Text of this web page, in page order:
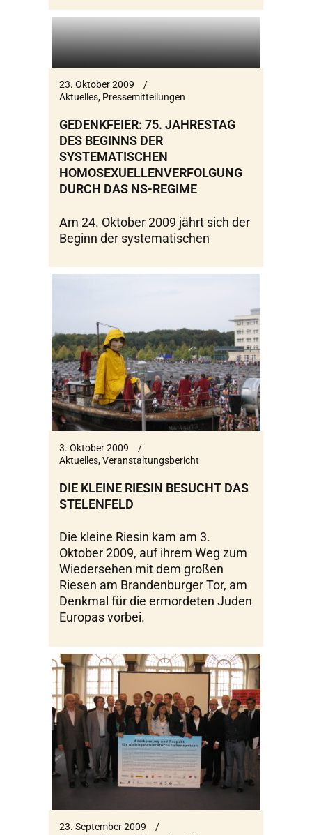
23. Oktober 2009
Aktuelles, Pressemitteilungen
GEDENKFEIER: 75. JAHRESTAG
DES BEGINNS DER
SYSTEMATISCHEN
HOMOSEXUELLENVERFOLGUNG
DURCH DAS NS-REGIME
Am 24. Oktober 2009 jährt sich der
Beginn der systematischen
3. Oktober 2009
Aktuelles,Veranstaltungsbericht
DIE KLEINE RIESIN BESUCHT DAS
STELENFELD
Die kleine Riesin kam am 3.
Oktober 2009, auf ihrem Weg zum
Wiedersehen mit dem großen
Riesen am Brandenburger Tor, am
Denkmal für die ermordeten Juden
Europas vorbei.
23. September 2009